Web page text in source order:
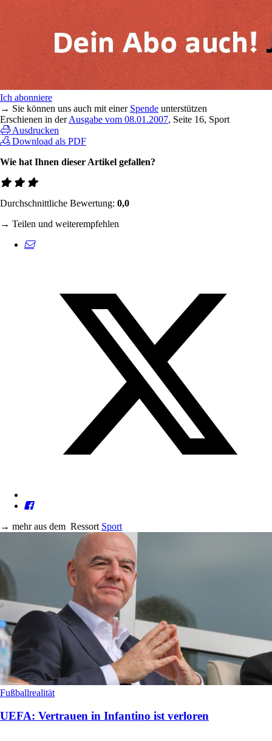
Ich abonniere
→ Sie können uns auch mit einer Spende unterstützen
Erschienen in derAusgabe vom 08.01.2007, Seite 16, Sport
Ausdrucken
Download als PDF
Wie hat Ihnen dieser Artikel gefallen?
Durchschnittliche Bewertung: 0,0
→ Teilen und weiterempfehlen
→ mehr aus dem Ressort Sport
Fußballrealität
UEFA: Vertrauen in Infantino ist verloren